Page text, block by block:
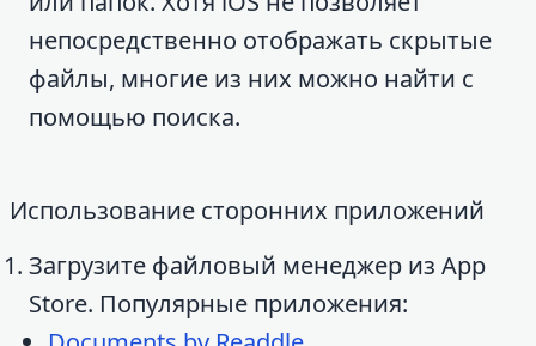
непосредственно отображать скрытые
файлы, многие из них можно найти с
помощью поиска.
Использование сторонних приложений
Загрузите файловый менеджер из App
Store. Популярные приложения: